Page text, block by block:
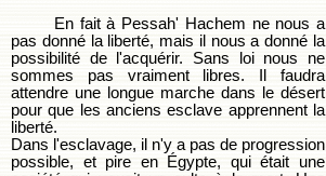
En fait à Pessah' Hachem ne nous a
pas donné la liberté, mais il nous a donné la
possibilité de l'acquérir. Sans loi nous ne
sommes pas vraiment libres. Il faudra
attendre une longue marche dans le désert
pour que les anciens esclave apprennent la
liberté.
Dans l'esclavage, il n'y a pas de progression
possible, et pire en Égypte, qui était une